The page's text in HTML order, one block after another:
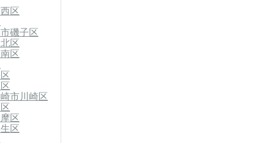
区
磯子区
区
区
市川崎区
区
区